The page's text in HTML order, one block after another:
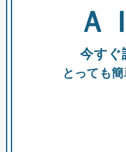
全国の検索結果を
助成金
Ａ
今すぐ
とっても